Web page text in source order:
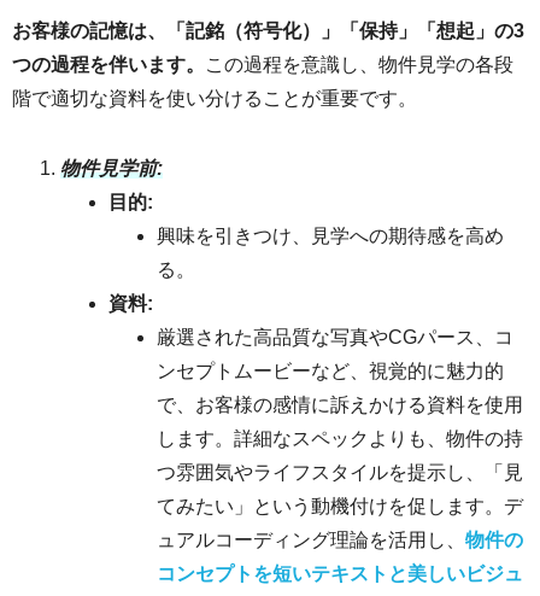
お客様の記憶は、「記銘（符号化）」「保持」「想起」の3
つの過程を伴います。
この過程を意識し、物件見学の各段
階で適切な資料を使い分けることが重要です。
物件見学前:
目的:
興味を引きつけ、見学への期待感を高め
る。
資料:
厳選された高品質な写真やCGパース、コ
ンセプトムービーなど、視覚的に魅力的
で、お客様の感情に訴えかける資料を使用
します。詳細なスペックよりも、物件の持
つ雰囲気やライフスタイルを提示し、「見
てみたい」という動機付けを促します。デ
ュアルコーディング理論を活用し、 物件の
コンセプトを短いテキストと美しいビジュ